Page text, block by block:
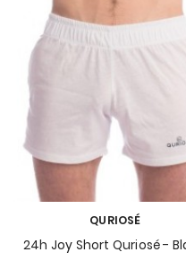
QURIOSÉ
24h Joy Short Quriosé -